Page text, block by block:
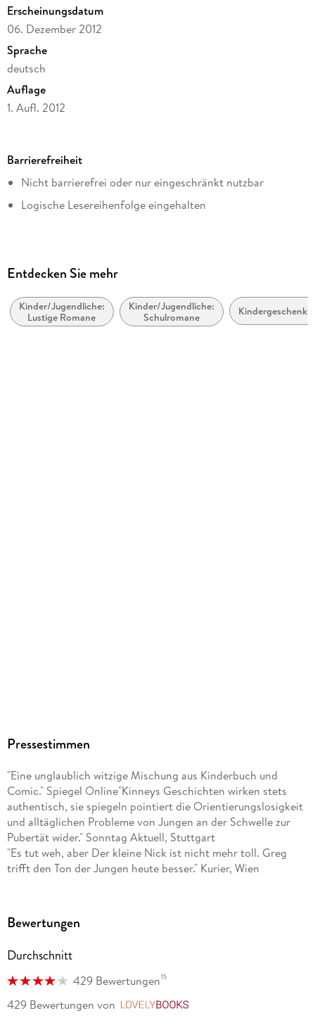
Ein neues Abenteuer mit Greg, das garantiert für gute Laune
sorgt
GREGS TAGEBUCH ist Kult - die mehrfach preisgekrönte
Comic-Roman-Reihe von Jeff Kinney mit weltweit über 300
Millionen verkauften Büchern begeistert Kinder (und Eltern!)
Erscheinungsdatum
06. Dezember 2012
Sprache
deutsch
Auflage
1. Aufl. 2012
Dateigröße
14,62 MB
Altersempfehlung
Gregs Tagebuch, 2
Jeff Kinney
Illustrationen
Barrierefreiheit
Nicht barrierefrei oder nur eingeschränkt nutzbar
Logische Lesereihenfolge eingehalten
Entdecken Sie mehr
Kinder/Jugendliche:
Lustige Romane
Kinder/Jugendliche:
Schulromane
Pressestimmen
"Eine unglaublich witzige Mischung aus Kinderbuch und
Comic." Spiegel Online"Kinneys Geschichten wirken stets
authentisch, sie spiegeln pointiert die Orientierungslosigkeit
und alltäglichen Probleme von Jungen an der Schwelle zur
Pubertät wider." Sonntag Aktuell, Stuttgart
"Es tut weh, aber Der kleine Nick ist nicht mehr toll. Greg
trifft den Ton der Jungen heute besser." Kurier, Wien
Bewertungen
Durchschnitt
429 Bewertungen15
429 Bewertungen von